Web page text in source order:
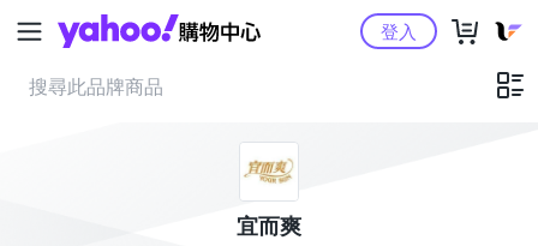
Yahoo購物中心登入
宜而爽